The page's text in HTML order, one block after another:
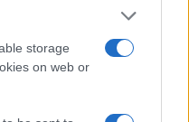
storage
on web or